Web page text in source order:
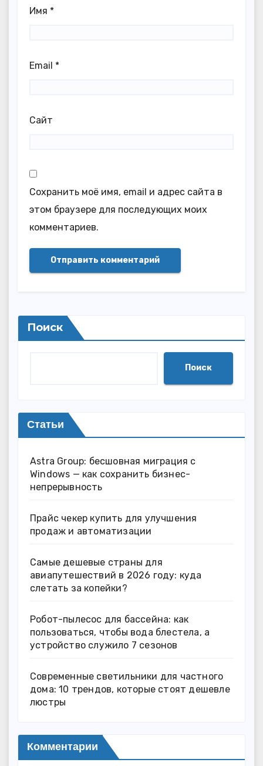
Имя *
Email *
Сайт
Сохранить моё имя, email и адрес сайта в
этом браузере для последующих моих
комментариев.
Поиск
Поиск
Статьи
Astra Group: бесшовная миграция с
Windows — как сохранить бизнес-
непрерывность
Прайс чекер купить для улучшения
продаж и автоматизации
Самые дешевые страны для
авиапутешествий в 2026 году: куда
слетать за копейки?
Робот-пылесос для бассейна: как
пользоваться, чтобы вода блестела, а
устройство служило 7 сезонов
Современные светильники для частного
дома: 10 трендов, которые стоят дешевле
люстры
Комментарии